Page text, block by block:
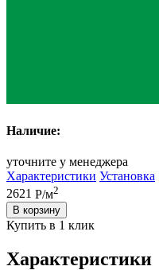
Наличие:
уточните у менеджера
Характеристики Установка
2621 Р/м2
В корзину
Купить в 1 клик
Характеристики